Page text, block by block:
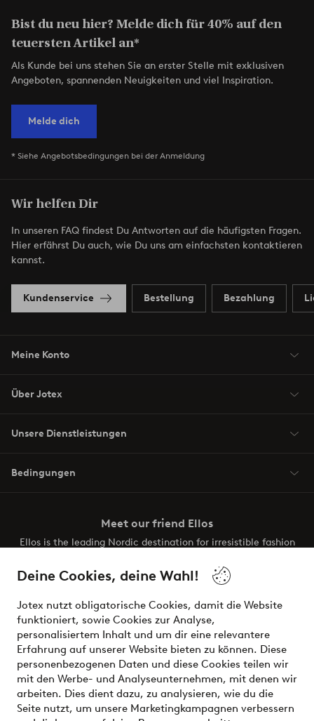
Deine Cookies, deine Wahl!
Jotex nutzt obligatorische Cookies, damit die Website
funktioniert, sowie Cookies zur Analyse,
personalisiertem Inhalt und um dir eine relevantere
Erfahrung auf unserer Website bieten zu können. Diese
personenbezogenen Daten und diese Cookies teilen wir
mit den Werbe- und Analyseunternehmen, mit denen wir
arbeiten. Dies dient dazu, zu analysieren, wie du die
Seite nutzt, um unsere Marketingkampagnen verbessern
Bist du neu hier? Melde dich für 40% auf den
teuersten Artikel an*
Als Kunde bei uns stehen Sie an erster Stelle mit exklusiven
Angeboten, spannenden Neuigkeiten und viel Inspiration.
Melde dich
* Siehe Angebotsbedingungen bei der Anmeldung
Wir helfen Dir
In unseren FAQ findest Du Antworten auf die häufigsten Fragen.
Hier erfährst Du auch, wie Du uns am einfachsten kontaktieren
kannst.
Kundenservice Bestellung Bezahlung
Meine Konto
Über Jotex
Unsere Dienstleistungen
Bedingungen
Meet our friend Ellos
Ellos is the leading Nordic destination for irresistible fashion
the latest trends, curated to make finding your next look
effortless. It’s all here.
Visit Ellos
Sichere Zahlungen - Jetzt bezahlen oder aufteilen
Möchtest du mehr über unsere